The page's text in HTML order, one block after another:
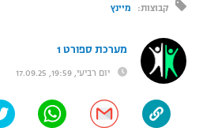
"מעל הליגה" – פודקאסט
"מחצית בשכונה" – פודקאסט
מכבי נתניה
בני יהודה
היאבקות WWE
אופניים
קבוצות: מיינץ
מערכת ספורט 1
יום רביעי, 19:59, 17.09.25